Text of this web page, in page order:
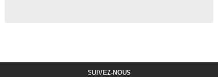
SUIVEZ-NOUS